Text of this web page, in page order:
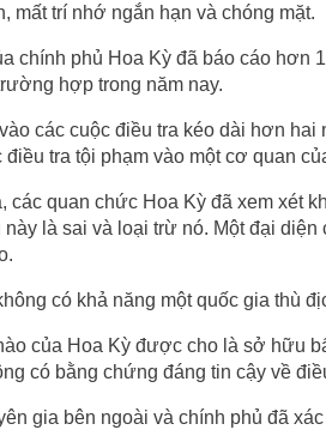
mất trí nhớ ngắn hạn và chóng mặt.
chính phủ Hoa Kỳ đã báo cáo hơn
hợp trong năm nay.
các cuộc điều tra kéo dài hơn
tra tội phạm vào một cơ quan
các quan chức Hoa Kỳ đã xem xét
là sai và loại trừ nó. Một đại
có khả năng một quốc gia thù
của Hoa Kỳ được cho là sở hữu
có bằng chứng đáng tin cậy về
gia bên ngoài và chính phủ đã